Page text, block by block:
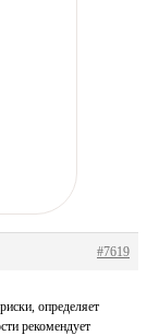
#7619
определяет
рекомендует